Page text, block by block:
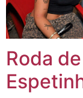
Roda